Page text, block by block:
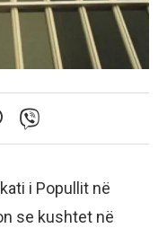
i Popullit në
se kushtet në